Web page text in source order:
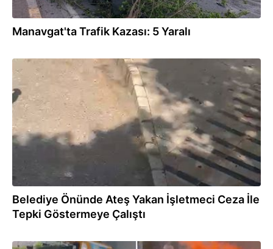
Manavgat'ta Trafik Kazası: 5 Yaralı
31.07.2026
Belediye Önünde Ateş Yakan İşletmeci Ceza İle
Tepki Göstermeye Çalıştı